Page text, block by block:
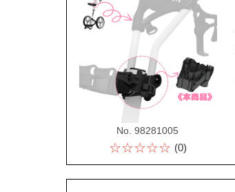
No. 98281005
☆☆☆☆☆ (0)